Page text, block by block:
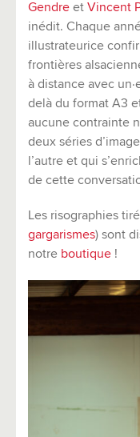
Gendre et Vincent
inédit. Chaque
illustrateurice
frontières
à distance avec
delà du format A3
aucune contrainte
deux séries
l’autre et qui
de cette
Les risographies
gargarismes) sont
notre boutique !